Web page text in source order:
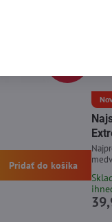
Pridať do košíka